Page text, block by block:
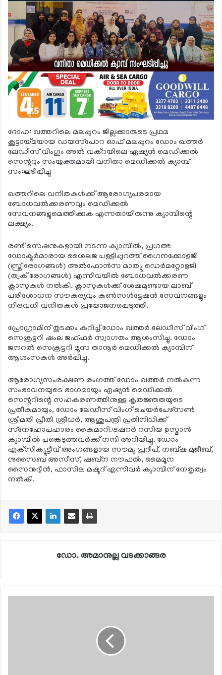
ദോഹ: ഖത്തറിലെ മലപ്പുറം ജില്ലക്കാരുടെ പ്രഥമ
കൂട്ടായ്മയായ ഡയസ്‌പോറ ഓഫ് മലപ്പുറം ഡോം ഖത്തര്‍
ലേഡീസ് വിംഗും അല്‍ വക്‌റയിലെ ഏഷ്യന്‍ മെഡിക്കല്‍
സെന്ററും സംയുക്തമായി വനിതാ മെഡിക്കല്‍ ക്യാമ്പ്
സംഘടിപ്പിച്ചു
ഖത്തറിലെ വനിതകള്‍ക്ക് ആരോഗ്യപരമായ
ബോധവല്‍ക്കരണവും മെഡിക്കല്‍
സേവനങ്ങളുമെത്തിക്കുക എന്നതായിരുന്നു ക്യാമ്പിന്റെ
ലക്ഷ്യം.
രണ്ട് സെഷനുകളായി നടന്ന ക്യാമ്പില്‍, പ്രഗത്ഭ
ഡോക്ടര്‍മാരായ ശൈലജ പള്ളിപ്പുറത്ത് ഗൈനക്കോളജി
(സ്ത്രീരോഗങ്ങള്‍) അല്‍ഫോന്‍സ മാത്യു ഡെര്‍മറ്റോളജി
(ത്വക് രോഗങ്ങള്‍) എന്നിവയില്‍ ബോധവല്‍ക്കരണ
ക്ലാസുകള്‍ നല്‍കി. ക്ലാസുകള്‍ക്ക് ശേഷമുണ്ടായ ലാബ്
പരിശോധന സൗകര്യവും കണ്‍സള്‍ട്ടേഷന്‍ സേവനങ്ങളും
നിരവധി വനിതകള്‍ പ്രയോജനപ്പെടുത്തി.
പ്രോഗ്രാമിന് തുടക്കം കുറിച്ച് ഡോം ഖത്തര്‍ ലേഡീസ് വിംഗ്
സെക്രട്ടറി ഷംല ജഹ്ഫര്‍ സ്വാഗതം ആശംസിച്ചു. ഡോം
ജനറല്‍ സെക്രട്ടറി മൂസ താനൂര്‍ മെഡിക്കല്‍ ക്യാമ്പിന്
ആശംസകള്‍ അര്‍പ്പിച്ചു.
ആരോഗ്യസംരക്ഷണ രംഗത്ത് ഡോം ഖത്തര്‍ നല്‍കുന്ന
സംഭാവനയുടെ ഭാഗമായും ഏഷ്യന്‍ മെഡിക്കല്‍
സെന്ററിന്റെ സഹകരണത്തിനുള്ള കൃതജ്ഞതയുടെ
പ്രതീകമായും, ഡോം ലേഡീസ് വിംഗ് ചെയര്‍പേഴ്‌സണ്‍
ശ്രീമതി പ്രീതി ശ്രീധര്‍, ആശുപത്രി പ്രതിനിധിക്ക്
സ്‌നേഹോപഹാരം കൈമാറി.ട്രഷറര്‍ റസിയ ഉസ്മാന്‍
ക്യാമ്പില്‍ പങ്കെടുത്തവര്‍ക്ക് നന്ദി അറിയിച്ചു. ഡോം
എക്‌സിക്യൂട്ടീവ് അംഗങ്ങളായ സൗമ്യ പ്രദീപ്, നബ്ഷ മുജീബ്,
നുസൈബ അസീസ്, ഷബ്ന നൗഫല്‍, മൈമൂന
സൈനുദ്ദീന്‍, ഫാസില മഷൂദ് എന്നിവര്‍ ക്യാമ്പിന് നേതൃത്വം
നല്‍കി.
ഡോ. അമാനുല്ല വടക്കാങ്ങര